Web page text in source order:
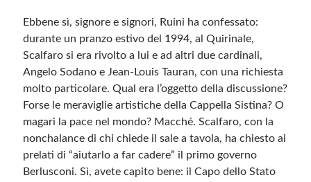
Meta
Feed dei contenuti
Feed dei commenti
Ebbene sì, signore e signori, Ruini ha confessato:
durante un pranzo estivo del 1994, al Quirinale,
Scalfaro si era rivolto a lui e ad altri due cardinali,
Angelo Sodano e Jean-Louis Tauran, con una richiesta
molto particolare. Qual era l’oggetto della discussione?
Forse le meraviglie artistiche della Cappella Sistina? O
magari la pace nel mondo? Macché. Scalfaro, con la
nonchalance di chi chiede il sale a tavola, ha chiesto ai
prelati di “aiutarlo a far cadere” il primo governo
Berlusconi. Sì, avete capito bene: il Capo dello Stato